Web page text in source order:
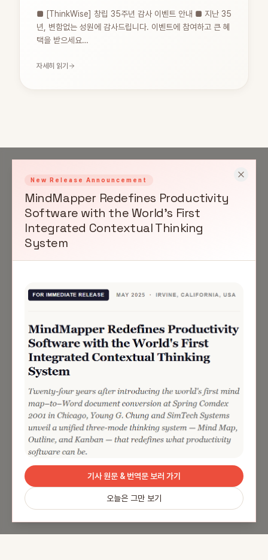
■ [ThinkWise] 창립 35주년 감사 이벤트 안내 ■ 지난 35
년, 변함없는 성원에 감사드립니다. 이벤트에 참여하고 큰 혜
택을 받으세요…
자세히 읽기
New Release Announcement
MindMapper Redefines Productivity
Software with the World's First
Integrated Contextual Thinking
System
기사 원문 & 번역문 보러 가기
오늘은 그만 보기